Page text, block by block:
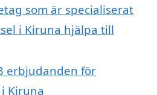
som är specialiserat
i Kiruna hjälpa till
erbjudanden för
Kiruna